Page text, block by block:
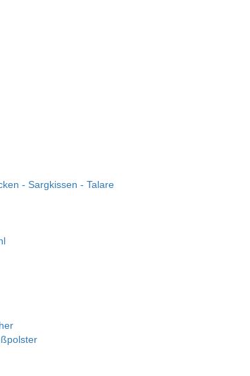
- Sargkissen - Talare